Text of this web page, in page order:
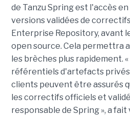
de Tanzu Spring est l'accès
versions validées de
Enterprise Repository, avant
open source. Cela permettra
les brèches plus rapidement.
référentiels d'artefacts privés
clients peuvent être assurés
les correctifs officiels et
responsable de Spring », a